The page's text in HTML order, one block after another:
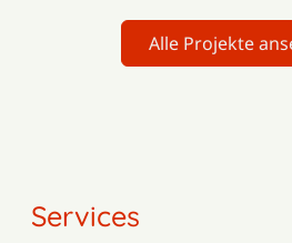
Alle Projekte
Services